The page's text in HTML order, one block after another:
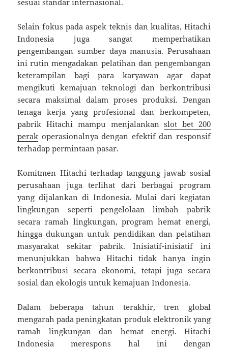
sesuai standar internasional.
Selain fokus pada aspek teknis dan kualitas, Hitachi
Indonesia juga sangat memperhatikan
pengembangan sumber daya manusia. Perusahaan
ini rutin mengadakan pelatihan dan pengembangan
keterampilan bagi para karyawan agar dapat
mengikuti kemajuan teknologi dan berkontribusi
secara maksimal dalam proses produksi. Dengan
tenaga kerja yang profesional dan berkompeten,
pabrik Hitachi mampu menjalankanslot bet 200
perak operasionalnya dengan efektif dan responsif
terhadap permintaan pasar.
Komitmen Hitachi terhadap tanggung jawab sosial
perusahaan juga terlihat dari berbagai program
yang dijalankan di Indonesia. Mulai dari kegiatan
lingkungan seperti pengelolaan limbah pabrik
secara ramah lingkungan, program hemat energi,
hingga dukungan untuk pendidikan dan pelatihan
masyarakat sekitar pabrik. Inisiatif-inisiatif ini
menunjukkan bahwa Hitachi tidak hanya ingin
berkontribusi secara ekonomi, tetapi juga secara
sosial dan ekologis untuk kemajuan Indonesia.
Dalam beberapa tahun terakhir, tren global
mengarah pada peningkatan produk elektronik yang
ramah lingkungan dan hemat energi. Hitachi
Indonesia merespons hal ini dengan